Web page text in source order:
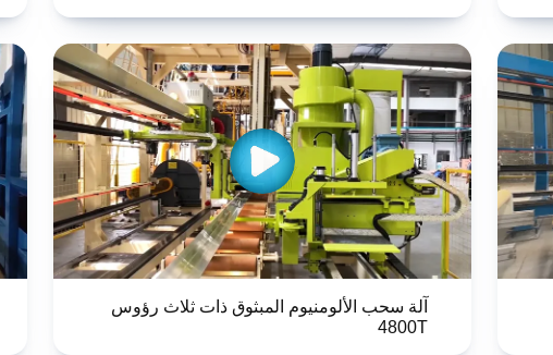
آلة سحب الألومنيوم المبثوق ذات ثلاث رؤوس
4800T